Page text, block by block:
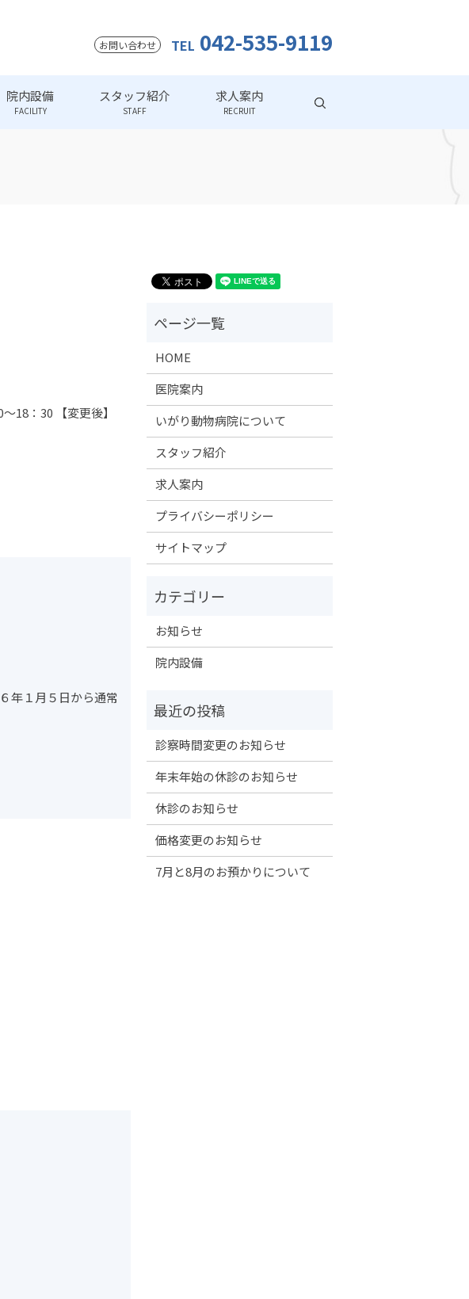
お問い合わせ TEL 042-535-9119
院内設備
FACILITY
スタッフ紹介
STAFF
求人案内
RECRUIT search
18：30 【変更後】
年１月５日から通常
HOME
医院案内
いがり動物病院について
スタッフ紹介
求人案内
プライバシーポリシー
サイトマップ
お知らせ
院内設備
診察時間変更のお知らせ
年末年始の休診のお知らせ
休診のお知らせ
価格変更のお知らせ
7月と8月のお預かりについて